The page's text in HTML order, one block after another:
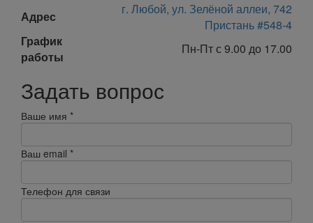
Адрес
г. Любой, ул. Зелёной аллеи, 742
Пристань #548-4
График
работы
Пн-Пт с 9.00 до 17.00
Задать вопрос
Ваше имя *
Ваш email *
Телефон для связи